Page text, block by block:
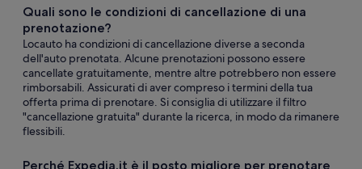
Quali sono le condizioni di cancellazione di una
prenotazione?
Locauto ha condizioni di cancellazione diverse a seconda
dell'auto prenotata. Alcune prenotazioni possono essere
cancellate gratuitamente, mentre altre potrebbero non essere
rimborsabili. Assicurati di aver compreso i termini della tua
offerta prima di prenotare. Si consiglia di utilizzare il filtro
"cancellazione gratuita" durante la ricerca, in modo da rimanere
flessibili.
Perché Expedia.it è il posto migliore per prenotare